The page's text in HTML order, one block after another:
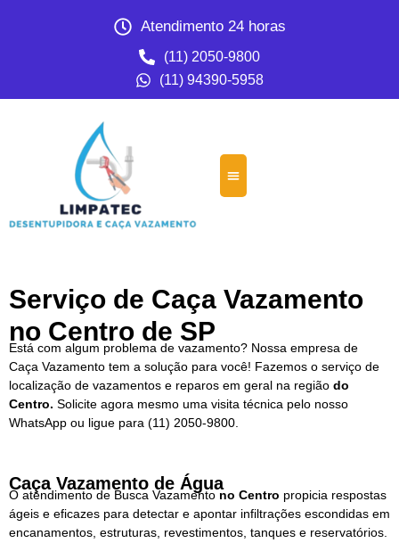
Atendimento 24 horas
(11) 2050-9800
(11) 94390-5958
Serviço de Caça Vazamento
no Centro de SP
Está com algum problema de vazamento? Nossa empresa de
Caça Vazamento tem a solução para você! Fazemos o serviço de
localização de vazamentos e reparos em geral na região do
Centro. Solicite agora mesmo uma visita técnica pelo nosso
WhatsApp ou ligue para (11) 2050-9800.
Caça Vazamento de Água
O atendimento de Busca Vazamento no Centro propicia respostas
ágeis e eficazes para detectar e apontar infiltrações escondidas em
encanamentos, estruturas, revestimentos, tanques e reservatórios.